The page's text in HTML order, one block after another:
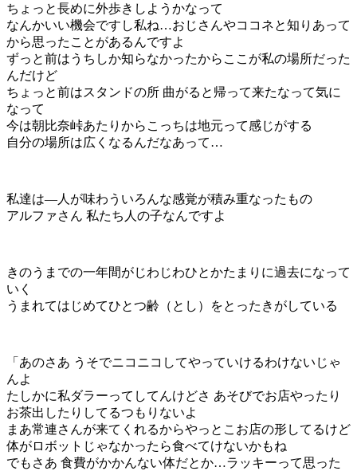
ちょっと長めに外歩きしようかなって
なんかいい機会ですし私ね…おじさんやココネと知りあって
から思ったことがあるんですよ
ずっと前はうちしか知らなかったからここが私の場所だった
んだけど
ちょっと前はスタンドの所 曲がると帰って来たなって気に
なって
今は朝比奈峠あたりからこっちは地元って感じがする
自分の場所は広くなるんだなあって…
私達は―人が味わういろんな感覚が積み重なったもの
アルファさん 私たち人の子なんですよ
きのうまでの一年間がじわじわひとかたまりに過去になって
いく
うまれてはじめてひとつ齢（とし）をとったきがしている
「あのさあ うそでニコニコしてやっていけるわけないじゃ
んよ
たしかに私ダラーってしてんけどさ あそびでお店やったり
お茶出したりしてるつもりないよ
まあ常連さんが来てくれるからやっとこお店の形してるけど
体がロボットじゃなかったら食べてけないかもね
でもさあ 食費がかかんない体だとか…ラッキーって思った